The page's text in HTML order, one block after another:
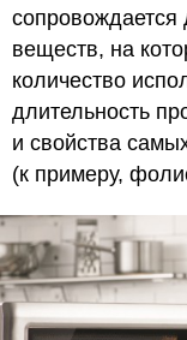
сопровождается
веществ, на
количество
длительность
и свойства
(к примеру,